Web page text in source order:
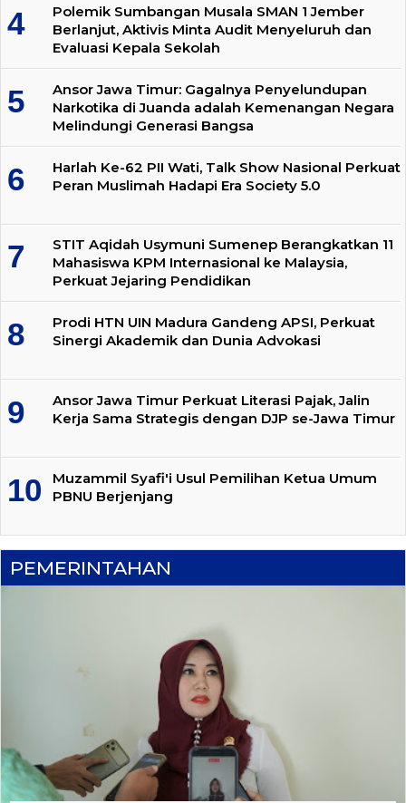
Polemik Sumbangan Musala SMAN 1 Jember
Berlanjut, Aktivis Minta Audit Menyeluruh dan
Evaluasi Kepala Sekolah
Ansor Jawa Timur: Gagalnya Penyelundupan
Narkotika di Juanda adalah Kemenangan Negara
Melindungi Generasi Bangsa
Harlah Ke-62 PII Wati, Talk Show Nasional Perkuat
Peran Muslimah Hadapi Era Society 5.0
STIT Aqidah Usymuni Sumenep Berangkatkan 11
Mahasiswa KPM Internasional ke Malaysia,
Perkuat Jejaring Pendidikan
Prodi HTN UIN Madura Gandeng APSI, Perkuat
Sinergi Akademik dan Dunia Advokasi
Ansor Jawa Timur Perkuat Literasi Pajak, Jalin
Kerja Sama Strategis dengan DJP se-Jawa Timur
Muzammil Syafi'i Usul Pemilihan Ketua Umum
PBNU Berjenjang
PEMERINTAHAN